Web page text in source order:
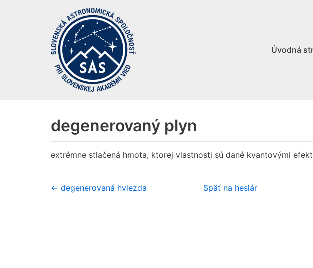
Úvodná
degenerovaný plyn
extrémne stlačená hmota, ktorej vlastnosti sú dané kvantovými
← degenerovaná hviezda Späť na heslár